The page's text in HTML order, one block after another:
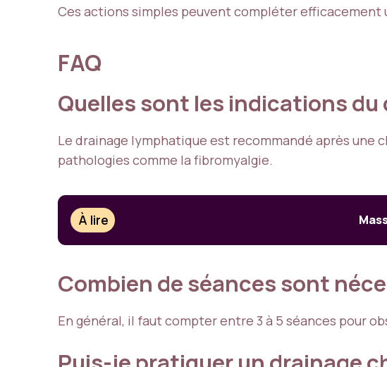
Ces actions simples peuvent compléter efficacement
FAQ
Quelles sont les indications
Le drainage lymphatique est recommandé après une
pathologies comme la fibromyalgie.
À lire
Combien de séances sont
En général, il faut compter entre 3 à 5 séances pour